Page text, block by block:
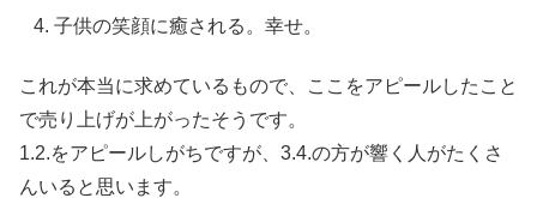
子供の笑顔に癒される。幸せ。
これが本当に求めているもので、ここをアピールしたこと
で売り上げが上がったそうです。
1.2.をアピールしがちですが、3.4.の方が響く人がたくさ
んいると思います。